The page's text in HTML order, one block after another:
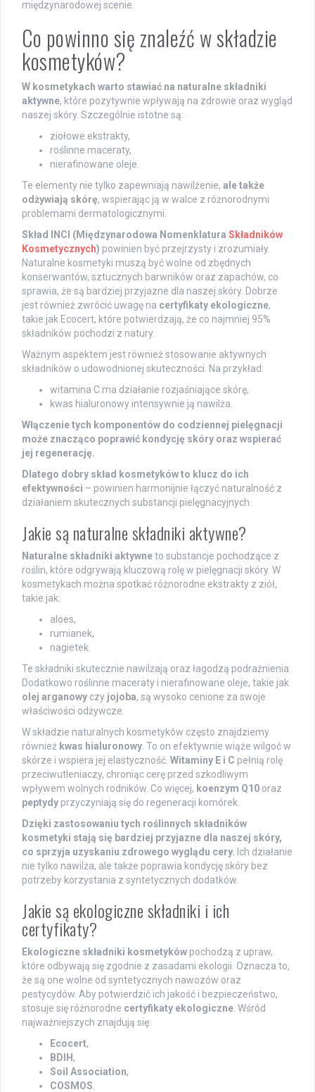
międzynarodowej scenie.
Co powinno się znaleźć w składzie
kosmetyków?
W kosmetykach warto stawiać na naturalne składniki
aktywne, które pozytywnie wpływają na zdrowie oraz wygląd
naszej skóry. Szczególnie istotne są:
ziołowe ekstrakty,
roślinne maceraty,
nierafinowane oleje.
Te elementy nie tylko zapewniają nawilżenie, ale także
odżywiają skórę, wspierając ją w walce z różnorodnymi
problemami dermatologicznymi.
Skład INCI (Międzynarodowa Nomenklatura Składników
Kosmetycznych) powinien być przejrzysty i zrozumiały.
Naturalne kosmetyki muszą być wolne od zbędnych
konserwantów, sztucznych barwników oraz zapachów, co
sprawia, że są bardziej przyjazne dla naszej skóry. Dobrze
jest również zwrócić uwagę na certyfikaty ekologiczne,
takie jak Ecocert, które potwierdzają, że co najmniej 95%
składników pochodzi z natury.
Ważnym aspektem jest również stosowanie aktywnych
składników o udowodnionej skuteczności. Na przykład:
witamina C ma działanie rozjaśniające skórę,
kwas hialuronowy intensywnie ją nawilża.
Włączenie tych komponentów do codziennej pielęgnacji
może znacząco poprawić kondycję skóry oraz wspierać
jej regenerację.
Dlatego dobry skład kosmetyków to klucz do ich
efektywności – powinien harmonijnie łączyć naturalność z
działaniem skutecznych substancji pielęgnacyjnych.
Jakie są naturalne składniki aktywne?
Naturalne składniki aktywneto substancje pochodzące z
roślin, które odgrywają kluczową rolę w pielęgnacji skóry. W
kosmetykach można spotkać różnorodne ekstrakty z ziół,
takie jak:
aloes,
rumianek,
nagietek.
Te składniki skutecznie nawilżają oraz łagodzą podrażnienia.
Dodatkowo roślinne maceraty i nierafinowane oleje, takie jak
olej arganowy czy jojoba, są wysoko cenione za swoje
właściwości odżywcze.
W składzie naturalnych kosmetyków często znajdziemy
również kwas hialuronowy . To on efektywnie wiąże wilgoć w
skórze i wspiera jej elastyczność. Witaminy E i C pełnią rolę
przeciwutleniaczy, chroniąc cerę przed szkodliwym
wpływem wolnych rodników. Co więcej, koenzym Q10 oraz
peptydy przyczyniają się do regeneracji komórek.
Dzięki zastosowaniu tych roślinnych składników
kosmetyki stają się bardziej przyjazne dla naszej skóry,
co sprzyja uzyskaniu zdrowego wyglądu cery. Ich działanie
nie tylko nawilża, ale także poprawia kondycję skóry bez
potrzeby korzystania z syntetycznych dodatków.
Jakie są ekologiczne składniki i ich
certyfikaty?
Ekologiczne składniki kosmetyków pochodzą z upraw,
które odbywają się zgodnie z zasadami ekologii. Oznacza to,
że są one wolne od syntetycznych nawozów oraz
pestycydów. Aby potwierdzić ich jakość i bezpieczeństwo,
stosuje się różnorodne certyfikaty ekologiczne . Wśród
najważniejszych znajdują się:
Ecocert,
BDIH,
Soil Association,
COSMOS